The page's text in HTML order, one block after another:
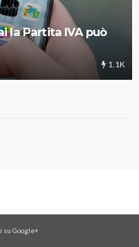
la Partita IVA può
1.1K
su Google+